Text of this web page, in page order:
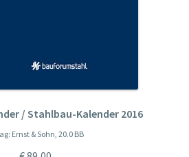
/ Stahlbau-Kalender 2016
Ernst & Sohn, 20.0 BB